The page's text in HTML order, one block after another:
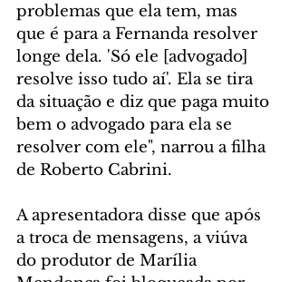
problemas que ela tem, mas
que é para a Fernanda resolver
longe dela. 'Só ele [advogado]
resolve isso tudo aí'. Ela se tira
da situação e diz que paga muito
bem o advogado para ela se
resolver com ele", narrou a filha
de Roberto Cabrini.
A apresentadora disse que após
a troca de mensagens, a viúva
do produtor de Marília